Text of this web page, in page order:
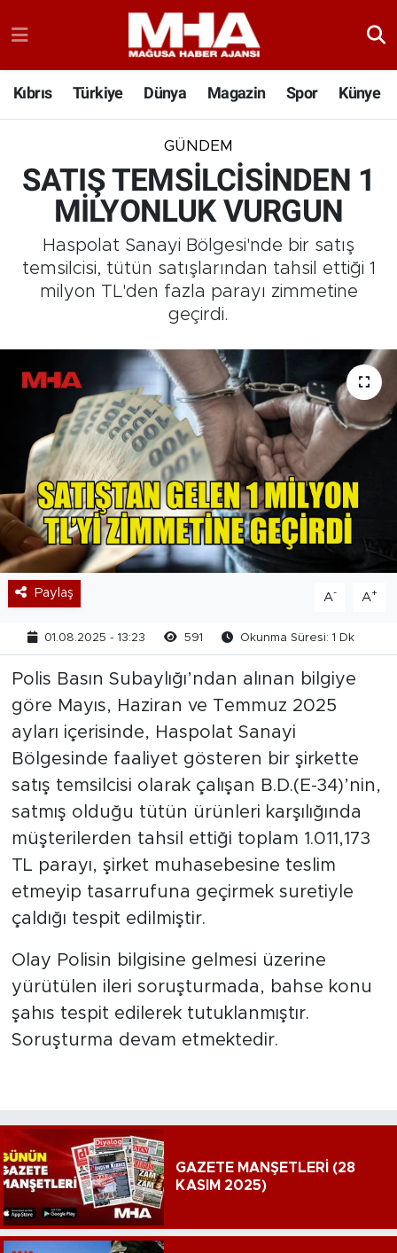
Kıbrıs Türkiye Dünya Magazin Spor Künye
GÜNDEM
SATIŞ TEMSİLCİSİNDEN 1
MİLYONLUK VURGUN
Haspolat Sanayi Bölgesi'nde bir satış
temsilcisi, tütün satışlarından tahsil ettiği 1
milyon TL'den fazla parayı zimmetine
geçirdi.
Paylaş A- A+
01.08.2025 - 13:23 591 Okunma Süresi: 1 Dk
Polis Basın Subaylığı’ndan alınan bilgiye
göre Mayıs, Haziran ve Temmuz 2025
ayları içerisinde, Haspolat Sanayi
Bölgesinde faaliyet gösteren bir şirkette
satış temsilcisi olarak çalışan B.D.(E-34)’nin,
satmış olduğu tütün ürünleri karşılığında
müşterilerden tahsil ettiği toplam 1.011,173
TL parayı, şirket muhasebesine teslim
etmeyip tasarrufuna geçirmek suretiyle
çaldığı tespit edilmiştir.
Olay Polisin bilgisine gelmesi üzerine
yürütülen ileri soruşturmada, bahse konu
şahıs tespit edilerek tutuklanmıştır.
Soruşturma devam etmektedir.
GAZETE MANŞETLERİ (28
KASIM 2025)